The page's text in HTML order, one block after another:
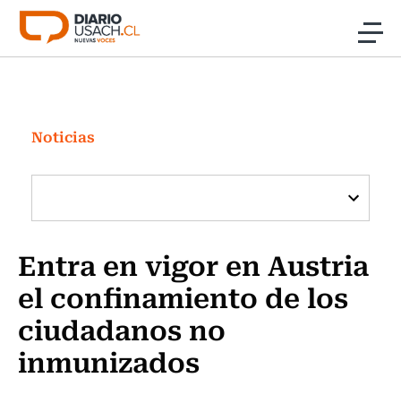
Click acá para ir directamente al contenido
Investigación
Cultura
Programas Radio y TV Usach
Noticias
Entra en vigor en Austria
el confinamiento de los
ciudadanos no
inmunizados